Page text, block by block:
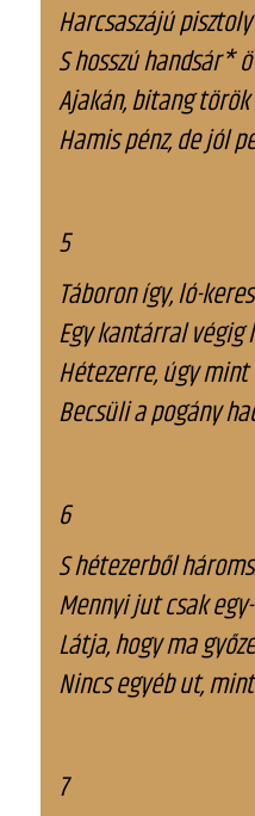
Harcsaszájú
S hosszú handsár*
Ajakán, bitang török
Hamis pénz, de jól
5
Táboron így, ló-
Egy kantárral végig
Hétezerre, úgy mint
Becsüli a pogány
6
S hétezerből
Mennyi jut csak
Látja, hogy ma
Nincs egyéb ut,
7